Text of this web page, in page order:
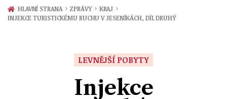
Zprávy
HLAVNÍ STRANA › ZPRÁVY › KRAJ ›
INJEKCE TURISTICKÉMU RUCHU V JESENÍKÁCH, DÍL DRUHÝ
LEVNĚJŠÍ POBYTY
Injekce